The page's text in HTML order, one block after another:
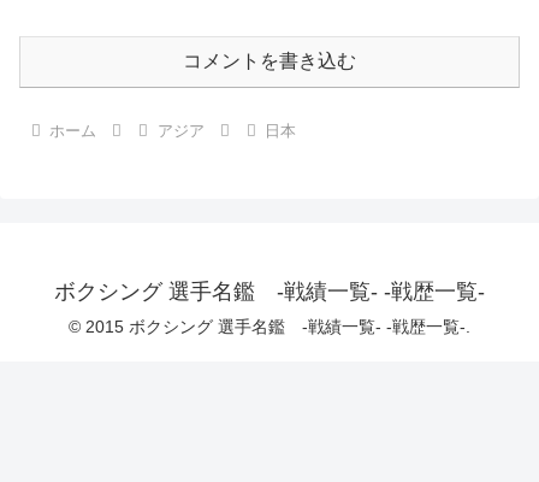
コメントを書き込む
ホーム アジア 日本
ボクシング 選手名鑑 -戦績一覧- -戦歴一覧-
© 2015 ボクシング 選手名鑑 -戦績一覧- -戦歴一覧-.